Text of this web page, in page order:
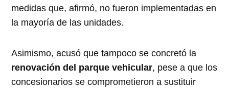
medidas que, afirmó, no fueron implementadas en
la mayoría de las unidades.
Asimismo, acusó que tampoco se concretó la
renovación del parque vehicular, pese a que los
concesionarios se comprometieron a sustituir